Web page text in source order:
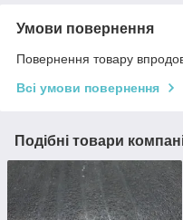
Умови повернення
Повернення товару
Всі умови повернення
Подібні товари